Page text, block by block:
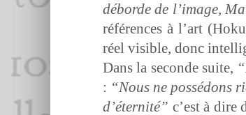
débor­de de l’im­age,
références à l’art
réel vis­i­ble, donc
Dans la sec­onde suite,
: “Nous ne pos­sé­dons
d’é­ter­nité” c’est à dire